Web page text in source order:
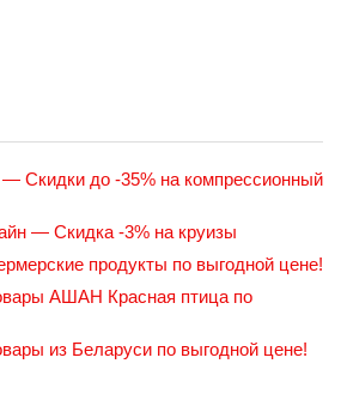
Скидки до -35% на компрессионный
— Скидка -3% на круизы
продукты по выгодной цене!
АШАН Красная птица по
из Беларуси по выгодной цене!